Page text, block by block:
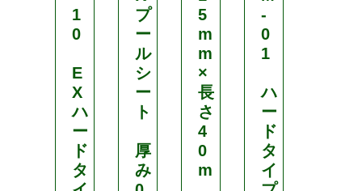
1
0
E
X
ハ
ー
ド
タ
プ
ー
ル
シ
ー
ト
厚
み
5
m
m
×
長
さ
4
0
m
-
0
1
ハ
ー
ド
タ
イ